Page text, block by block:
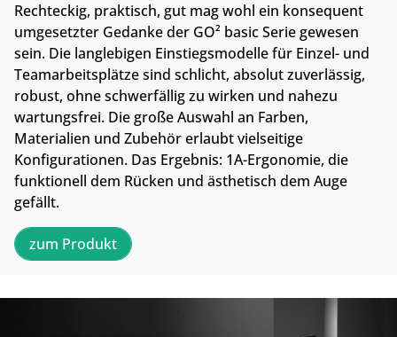
Rechteckig, praktisch, gut mag wohl ein konsequent
umgesetzter Gedanke der GO² basic Serie gewesen
sein. Die langlebigen Einstiegsmodelle für Einzel- und
Teamarbeitsplätze sind schlicht, absolut zuverlässig,
robust, ohne schwerfällig zu wirken und nahezu
wartungsfrei. Die große Auswahl an Farben,
Materialien und Zubehör erlaubt vielseitige
Konfigurationen. Das Ergebnis: 1A-Ergonomie, die
funktionell dem Rücken und ästhetisch dem Auge
gefällt.
zum Produkt